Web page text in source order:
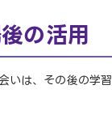
の活用
いは、その後の学